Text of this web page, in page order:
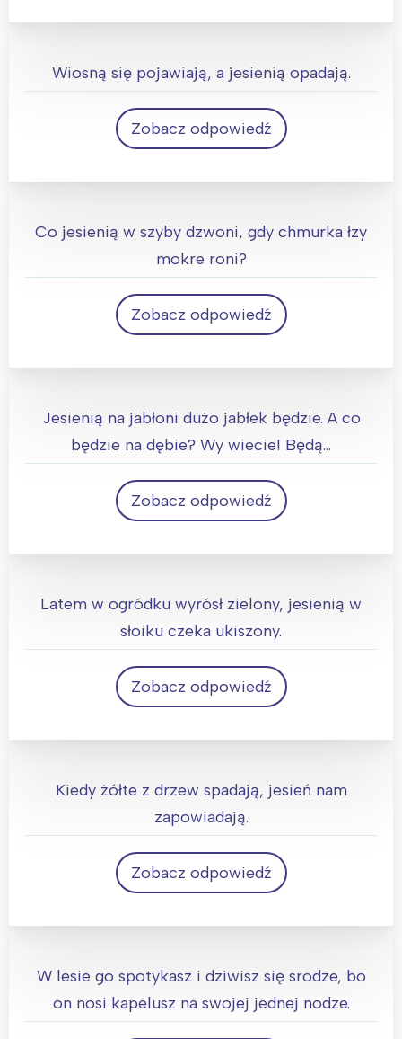
Na drzewie jarzębiny
Wiosną się pojawiają, a jesienią opadają.
Zobacz odpowiedź
Liście
Co jesienią w szyby dzwoni, gdy chmurka łzy
mokre roni?
Zobacz odpowiedź
Deszcz
Jesienią na jabłoni dużo jabłek będzie. A co
będzie na dębie? Wy wiecie! Będą…
Zobacz odpowiedź
Żołędzie
Latem w ogródku wyrósł zielony, jesienią w
słoiku czeka ukiszony.
Zobacz odpowiedź
Ogórek
Kiedy żółte z drzew spadają, jesień nam
zapowiadają.
Zobacz odpowiedź
Liście
W lesie go spotykasz i dziwisz się srodze, bo
on nosi kapelusz na swojej jednej nodze.